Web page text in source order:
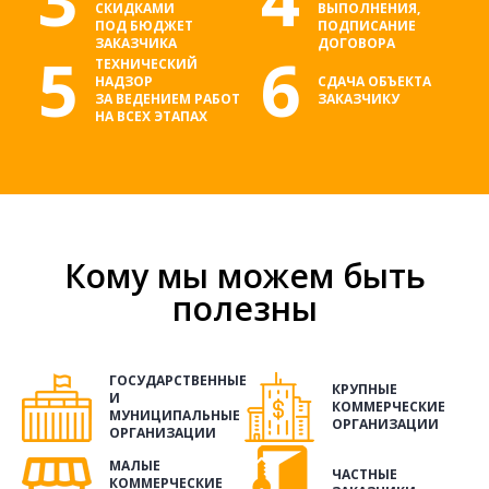
СКИДКАМИ
ПОД БЮДЖЕТ
ЗАКАЗЧИКА
ВЫПОЛНЕНИЯ,
ПОДПИСАНИЕ
ДОГОВОРА
5
ТЕХНИЧЕСКИЙ
НАДЗОР
ЗА ВЕДЕНИЕМ РАБОТ
НА ВСЕХ ЭТАПАХ
6
СДАЧА ОБЪЕКТА
ЗАКАЗЧИКУ
Кому мы можем быть
полезны
ГОСУДАРСТВЕННЫЕ
И
МУНИЦИПАЛЬНЫЕ
ОРГАНИЗАЦИИ
КРУПНЫЕ
КОММЕРЧЕСКИЕ
ОРГАНИЗАЦИИ
МАЛЫЕ
КОММЕРЧЕСКИЕ
ЧАСТНЫЕ